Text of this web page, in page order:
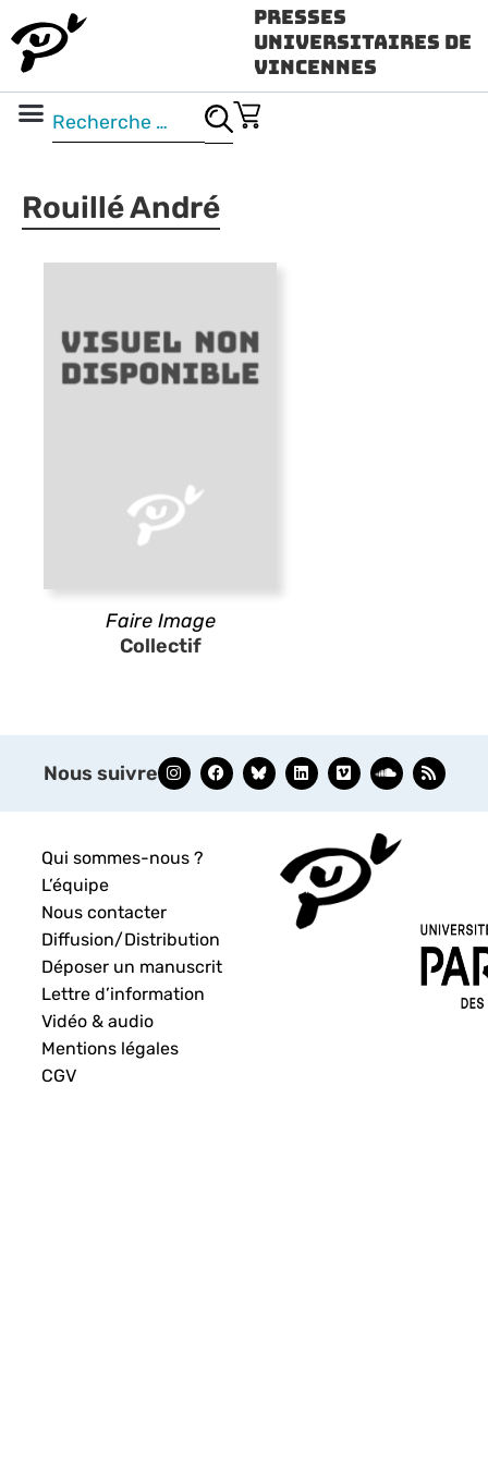
Presses
Universitaires de
Vincennes
Rouillé André
Faire Image
Collectif
Nous suivre
Qui sommes-nous ?
L’équipe
Nous contacter
Diffusion/Distribution
Déposer un manuscrit
Lettre d’information
Vidéo & audio
Mentions légales
CGV